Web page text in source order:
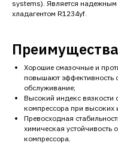
systems). Является
хладагентом R1234yf.
Преимущества
Хорошие смазочные и
повышают эффективность
обслуживание;
Высокий индекс вязкости
компрессора при высоких
Превосходная
химическая устойчивость
компрессора.